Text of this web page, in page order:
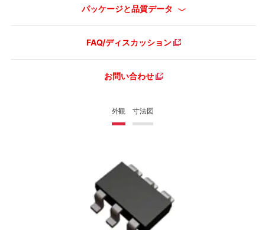
外観 寸法図
パッケージと品質データ
FAQ/ディスカッション
お問い合わせ